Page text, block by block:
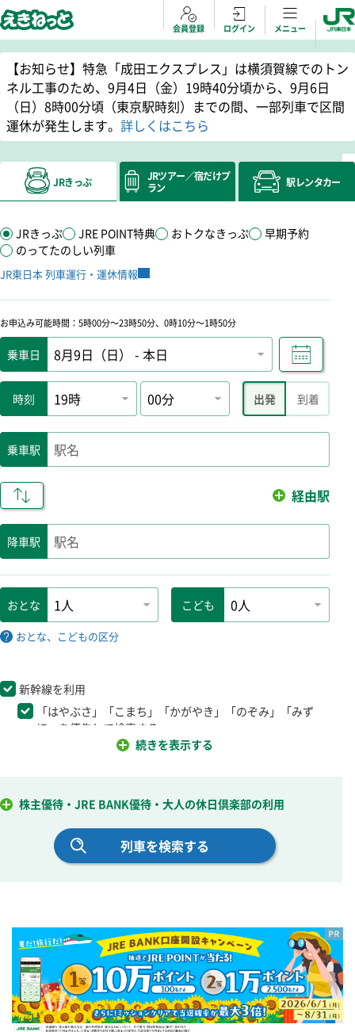
会員登録 ログイン メニュー
【お知らせ】特急「成田エクスプレス」は横須賀線でのトン
ネル工事のため、9月4日（金）19時40分頃から、9月6日
（日）8時00分頃（東京駅時刻）までの間、一部列車で区間
運休が発生します。 詳しくはこちら
JRきっぷ
JRきっぷ JRE POINT特典 おトクなきっぷ
早期予約
のってたのしい列車
JR東日本 列車運行・運休情報別ウィンドウで開きます
お申込み可能時間：5時00分～23時50分、0時10分～1時50分
乗車日
時刻 出発 到着
乗車駅
降車駅
必須
経由駅
おとな こども
おとな、こどもの区分
新幹線を利用
「はやぶさ」「こまち」「かがやき」「のぞみ」「みず
ほ」を優先して検索する
特急列車・指定席がある列車を利用
乗り換えなし（直通列車のみで検索）
乗車券のみ購入
新幹線の車いす対応座席を利用
・特急列車の車いす対応座席は、検索オプションにチェックを
入れずに列車を検索し、シートマップにて座席を選択のうえ
お申込みください。
続きを表示する
株主優待・JRE BANK優待・大人の休日倶楽部の利用
JRツアー／宿だけプ
ラン
駅レンタカー